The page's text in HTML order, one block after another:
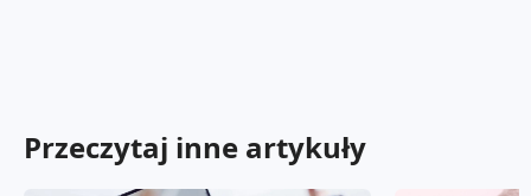
Przeczytaj inne artykuły